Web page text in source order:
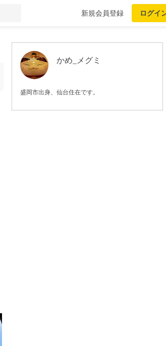
新規会員登録 ログイ
かめ_メグミ
盛岡市出身、仙台住在です。